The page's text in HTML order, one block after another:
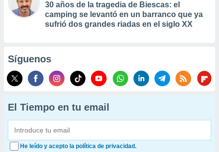
30 años de la tragedia de Biescas: el
camping se levantó en un barranco que ya
sufrió dos grandes riadas en el siglo XX
Síguenos
El Tiempo en tu email
He leído y acepto la política de privacidad.